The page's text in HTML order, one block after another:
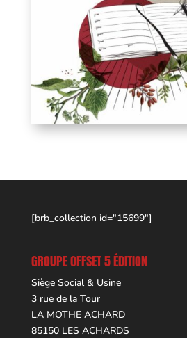
[brb_collection id="15699"]
GROUPE OFFSET 5 ÉDITION
Siège Social & Usine
3 rue de la Tour
LA MOTHE ACHARD
85150 LES ACHARDS